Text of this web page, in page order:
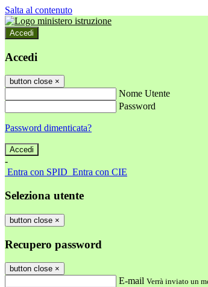
Salta al contenuto
Accedi
Accedi
button close ×
Nome Utente
Password
Password dimenticata?
-
Entra con SPID Entra con CIE
Seleziona utente
button close ×
Recupero password
button close ×
E-mail Verrà inviato un